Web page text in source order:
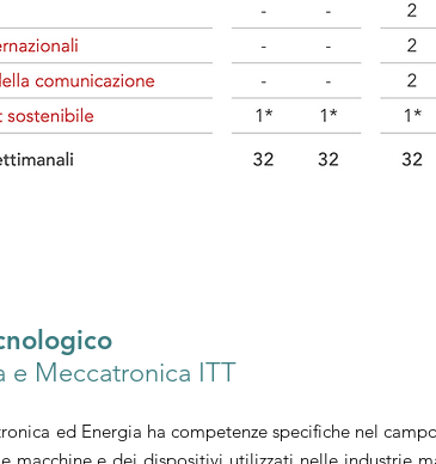
e Meccatronica ITT
ed Energia ha competenze specifiche nel